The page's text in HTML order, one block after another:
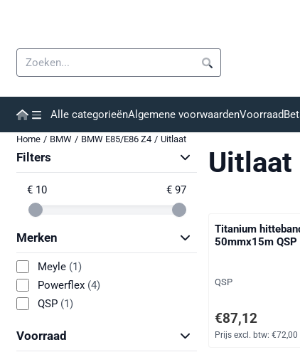
Zoeken
Alle categorieënAlgemene voorwaardenVoorraad
Home / BMW / BMW E85/E86 Z4 / Uitlaat
Filters
€ 10 € 97
Merken
Meyle (1)
Powerflex (4)
QSP (1)
Voorraad
Uitlaat
Titanium
50mmx15m QSP
Merk:
QSP
Prijs: 87,12,
€87,12
Prijs excl. btw: €72,00